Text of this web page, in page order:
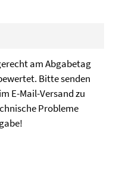
am Abgabetag
Bitte senden
E-Mail-Versand zu
Probleme